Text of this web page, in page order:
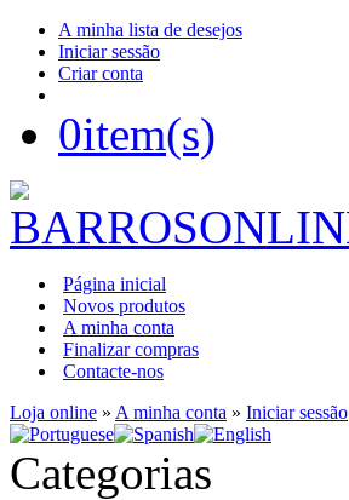
A minha lista de desejos
Iniciar sessão
Criar conta
0item(s)
Página inicial
Novos produtos
A minha conta
Finalizar compras
Contacte-nos
Loja online » A minha conta » Iniciar sessão
Categorias